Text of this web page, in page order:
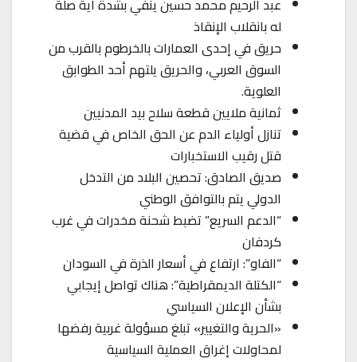
عبد الرحيم محمد حسين ينفي بشدة أية صلة
له بانقلاب الإنقاذ
حريق في إحدى العمارات بالخرطوم بالقرب من
السوق العربي، والحريق يلتهم أحد الطوابق
العلوية.
ثمانية ملايين قطعة سلاح بيد المدنيين
تنازل أولياء الدم عن الحق الخاص في قضية
قتل رقيب الاستخبارات
صديق الصادق: تحصين البلاد من التدخل
الدولي يتم بالتوافق الوطني
“الدعم السريع” تضبط شحنة مخدرات في غرب
كردفان
“الفاو”: ارتفاع في أسعار الذرة في السودان
“الكتلة الديمقراطية”: هناك تواصل إيجابي
بشأن الإعلان السياسي
«الحرية والتغيير» تبلغ مسؤولة غربية رفضها
لمحاولات إغراق العملية السياسية